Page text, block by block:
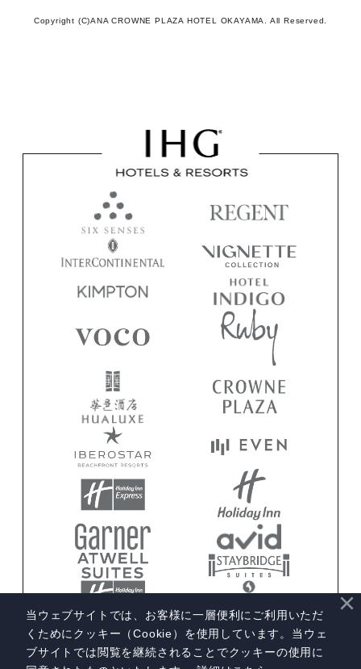
当ウェブサイトでは、お客様に一層便利にご利用いただ
くためにクッキー（Cookie）を使用しています。当ウェ
ブサイトでは閲覧を継続されることでクッキーの使用に
×
Copyright (C)ANA CROWNE PLAZA HOTEL OKAYAMA. All Reserved.